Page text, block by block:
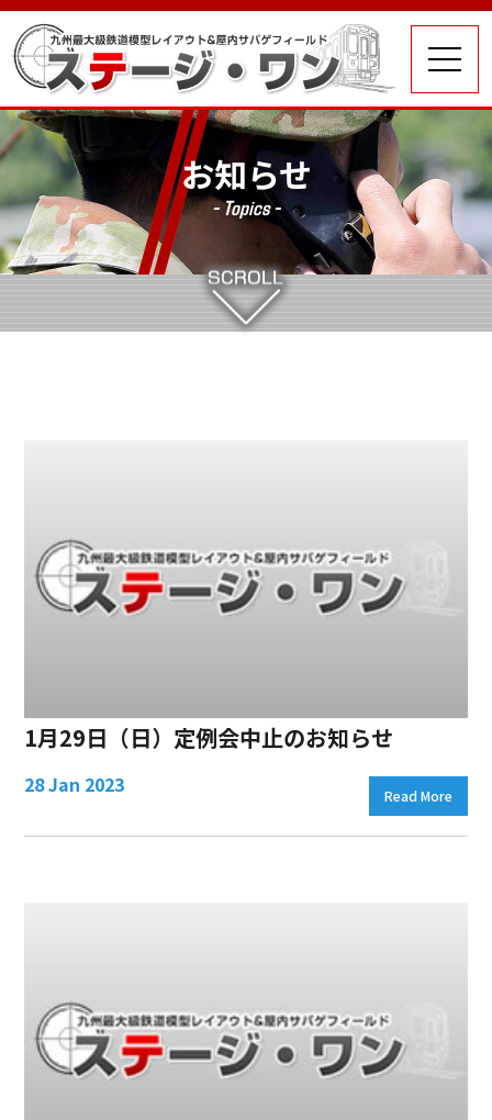
お知らせ
- Topics -
1月29日（日）定例会中止のお知らせ
28 Jan 2023 Read More